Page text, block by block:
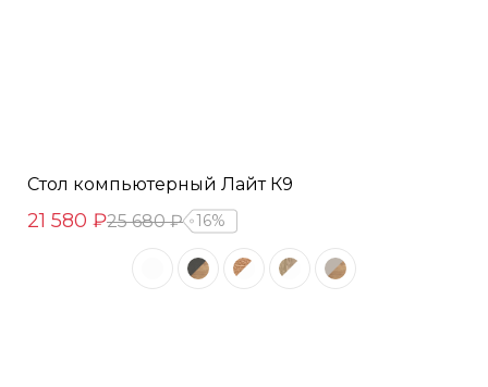
Стол компьютерный Лайт К9
21 580 ₽25 680 ₽ 16%